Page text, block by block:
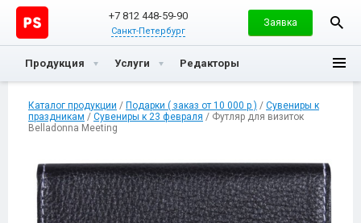
+7 812 448-59-90
Санкт-Петербург
Заявка
Продукция Услуги Редакторы
Каталог продукции / Подарки ( заказ от 10 000 р ) / Сувениры к
праздникам / Сувениры к 23 февраля / Футляр для визиток
Belladonna Meeting